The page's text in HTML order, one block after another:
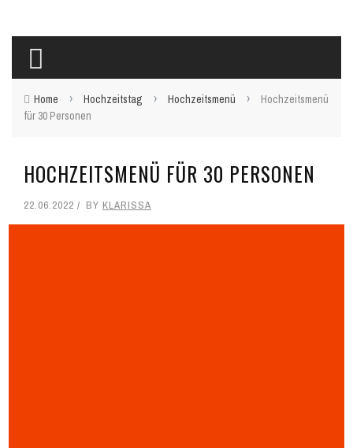
Home › Hochzeitstag › Hochzeitsmenü ›
Hochzeitsmenü
für 30 Personen
HOCHZEITSMENÜ FÜR 30 PERSONEN
22.06.2022 BY KLARISSA